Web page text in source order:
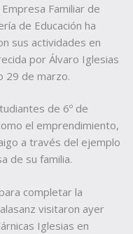
Familiar de
de Educación ha
sus actividades en
por Álvaro Iglesias
29 de marzo.
de 6º de
el emprendimiento,
a través del ejemplo
de su familia.
completar la
visitaron ayer
Iglesias en